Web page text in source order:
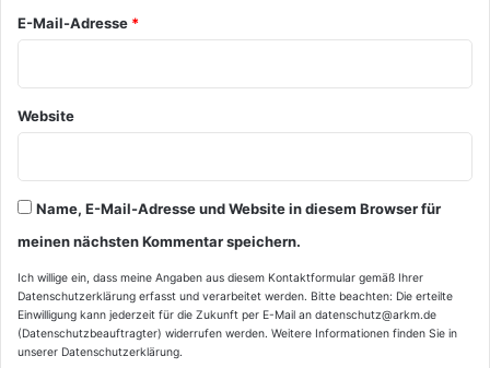
E-Mail-Adresse *
Website
Name, E-Mail-Adresse und Website in diesem Browser für
meinen nächsten Kommentar speichern.
Ich willige ein, dass meine Angaben aus diesem Kontaktformular gemäß Ihrer
Datenschutzerklärung erfasst und verarbeitet werden. Bitte beachten: Die erteilte
Einwilligung kann jederzeit für die Zukunft per E-Mail an datenschutz@arkm.de
(Datenschutzbeauftragter) widerrufen werden. Weitere Informationen finden Sie in
unserer Datenschutzerklärung.